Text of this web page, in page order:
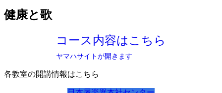
健康と歌
コース内容はこちら
ヤマハサイトが開きます
各教室の開講情報はこちら